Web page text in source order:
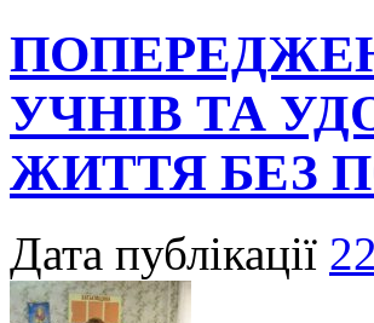
УЧНІВ ТА
ЖИТТЯ БЕЗ
Дата публікації